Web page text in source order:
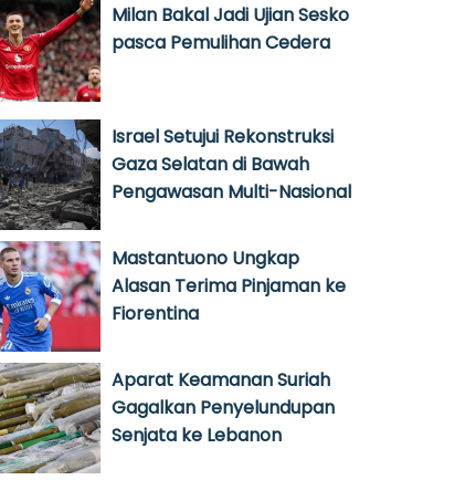
Milan Bakal Jadi Ujian Sesko
pasca Pemulihan Cedera
Israel Setujui Rekonstruksi
Gaza Selatan di Bawah
Pengawasan Multi-Nasional
Mastantuono Ungkap
Alasan Terima Pinjaman ke
Fiorentina
Aparat Keamanan Suriah
Gagalkan Penyelundupan
Senjata ke Lebanon